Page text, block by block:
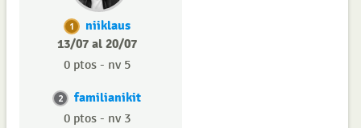
1
niiklaus
13/07 al 20/07
0 ptos - nv 5
2 familianikit
0 ptos - nv 3